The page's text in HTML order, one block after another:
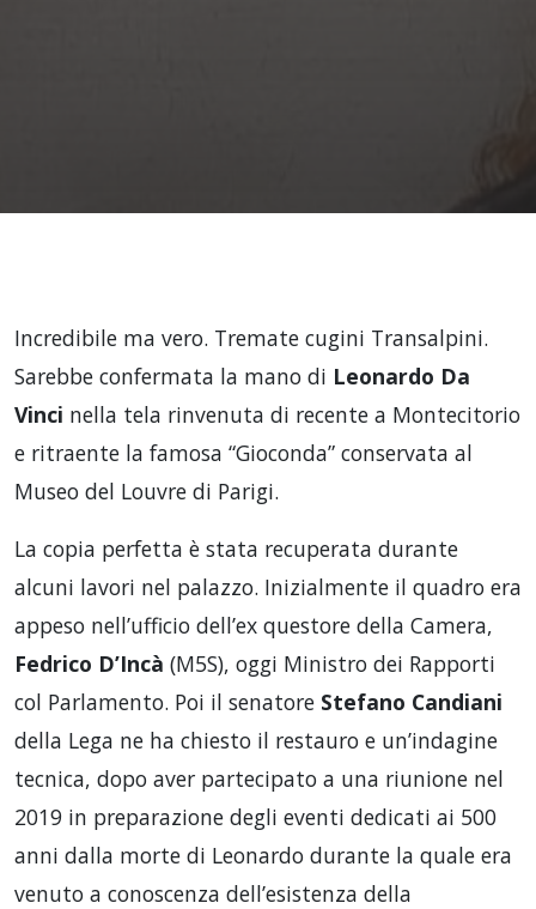
Incredibile ma vero. Tremate cugini Transalpini.
Sarebbe confermata la mano di Leonardo Da
Vinci nella tela rinvenuta di recente a Montecitorio
e ritraente la famosa “Gioconda” conservata al
Museo del Louvre di Parigi.
La copia perfetta è stata recuperata durante
alcuni lavori nel palazzo. Inizialmente il quadro era
appeso nell’ufficio dell’ex questore della Camera,
Fedrico D’Incà (M5S), oggi Ministro dei Rapporti
col Parlamento. Poi il senatore Stefano Candiani
della Lega ne ha chiesto il restauro e un’indagine
tecnica, dopo aver partecipato a una riunione nel
2019 in preparazione degli eventi dedicati ai 500
anni dalla morte di Leonardo durante la quale era
venuto a conoscenza dell’esistenza della